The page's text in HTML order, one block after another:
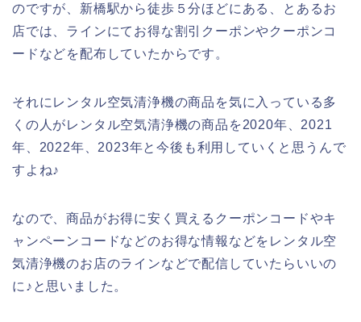
のですが、新橋駅から徒歩５分ほどにある、とあるお
店では、ラインにてお得な割引クーポンやクーポンコ
ードなどを配布していたからです。
それにレンタル空気清浄機の商品を気に入っている多
くの人がレンタル空気清浄機の商品を2020年、2021
年、2022年、2023年と今後も利用していくと思うんで
すよね♪
なので、商品がお得に安く買えるクーポンコードやキ
ャンペーンコードなどのお得な情報などをレンタル空
気清浄機のお店のラインなどで配信していたらいいの
に♪と思いました。